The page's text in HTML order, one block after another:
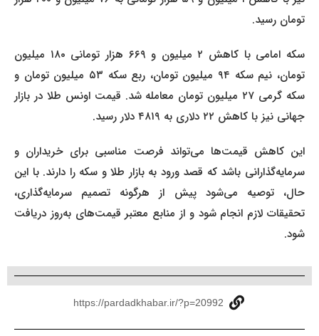
تومان رسید.
سکه امامی با کاهش ۲ میلیون و ۶۶۹ هزار تومانی ۱۸۰ میلیون
تومان، نیم سکه ۹۴ میلیون تومان، ربع سکه ۵۳ میلیون تومان و
سکه گرمی ۲۷ میلیون تومان معامله شد. قیمت اونس طلا در بازار
جهانی نیز با کاهش ۲۲ دلاری به ۴۸۱۹ دلار رسید.
این کاهش قیمت‌ها می‌تواند فرصت مناسبی برای خریداران و
سرمایه‌گذارانی باشد که قصد ورود به بازار طلا و سکه را دارند. با این
حال، توصیه می‌شود پیش از هرگونه تصمیم سرمایه‌گذاری،
تحقیقات لازم انجام شود و از منابع معتبر قیمت‌های به‌روز دریافت
شود.
https://pardadkhabar.ir/?p=20992